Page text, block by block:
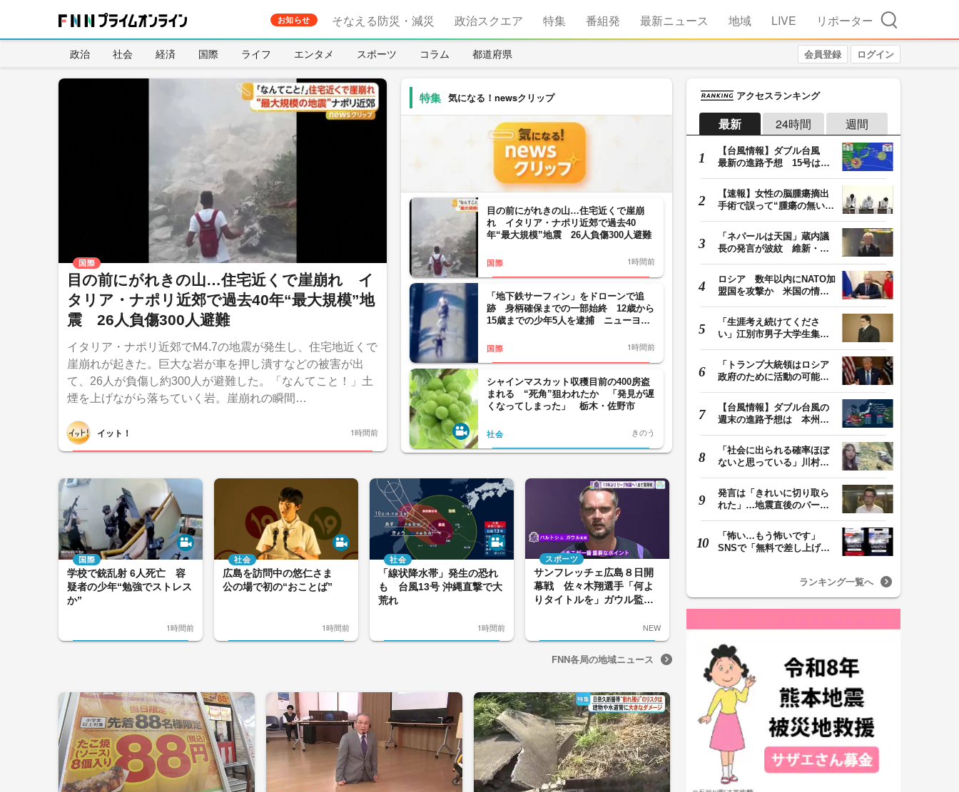
お知らせ そなえる防災・減災 政治スクエア 特集 番組発 最新ニュース 地域 LIVE リポーター 検索
政治 社会 経済 国際 ライフ エンタメ スポーツ コラム 都道府県 会員登録 ログイン
目の前にがれきの山…住宅近くで崖崩れ イ
タリア・ナポリ近郊で過去40年“最大規模”地
震 26人負傷300人避難
イタリア・ナポリ近郊でM4.7の地震が発生し、住宅地近くで
崖崩れが起きた。巨大な岩が車を押し潰すなどの被害が出
て、26人が負傷し約300人が避難した。「なんてこと！」土
煙を上げながら落ちていく岩。崖崩れの瞬間…
イット！
国際
1時間前
気になる！newsクリップ
目の前にがれきの山…住宅近くで崖崩
れ イタリア・ナポリ近郊で過去40
年“最大規模”地震 26人負傷300人避難
国際 1時間前
「地下鉄サーフィン」をドローンで追
跡 身柄確保までの一部始終 12歳から
15歳までの少年5人を逮捕 ニューヨー
国際
1時間前
シャインマスカット収穫目前の400房盗
まれる “死角”狙われたか 「発見が遅
くなってしまった」 栃木・佐野市
社会 きのう
学校で銃乱射 6人死亡 容
疑者の少年“勉強でストレス
か”
国際
1時間前
広島を訪問中の悠仁さま
公の場で初の“おことば”
社会
1時間前
「線状降水帯」発生の恐れ
も 台風13号 沖縄直撃で大
荒れ
社会
1時間前
サンフレッチェ広島８日開
幕戦 佐々木翔選手「何よ
りタイトルを」ガウル監督
スポーツ
NEW
FNN各局の地域ニュース
アクセスランキング
最新 24時間 週間
【台風情報】ダブル台風
最新の進路予想 15号は北
【速報】女性の脳腫瘍摘出
手術で誤って“腫瘍の無い部
「ネパールは天国」蔵内議
長の発言が波紋 維新・吉
ロシア 数年以内にNATO加
盟国を攻撃か 米国の情報
「生涯考え続けてくださ
い」江別市男子大学生集団
「トランプ大統領はロシア
政府のために活動の可能
【台風情報】ダブル台風の
週末の進路予想は 本州は
「社会に出られる確率ほぼ
ないと思っている」川村葉
発言は「きれいに切り取ら
れた」…地震直後のパーテ
「怖い…もう怖いです」
SNSで「無料で差し上げま
ランキング一覧へ